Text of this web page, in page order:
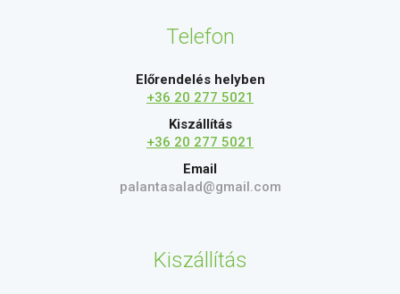
Telefon
Előrendelés helyben
+36 20 277 5021
Kiszállítás
+36 20 277 5021
Email
palantasalad@gmail.com
Kiszállítás